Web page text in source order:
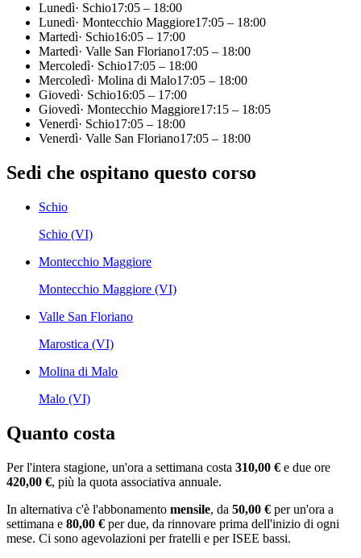
Lunedì· Schio17:05 – 18:00
Lunedì· Montecchio Maggiore17:05 – 18:00
Martedì· Schio16:05 – 17:00
Martedì· Valle San Floriano17:05 – 18:00
Mercoledì· Schio17:05 – 18:00
Mercoledì· Molina di Malo17:05 – 18:00
Giovedì· Schio16:05 – 17:00
Giovedì· Montecchio Maggiore17:15 – 18:05
Venerdì· Schio17:05 – 18:00
Venerdì· Valle San Floriano17:05 – 18:00
Sedi che ospitano questo corso
Schio
Schio (VI)
Montecchio Maggiore
Montecchio Maggiore (VI)
Valle San Floriano
Marostica (VI)
Molina di Malo
Malo (VI)
Quanto costa
Per l'intera stagione, un'ora a settimana costa 310,00 € e due ore
420,00 €, più la quota associativa annuale.
In alternativa c'è l'abbonamento mensile, da 50,00 € per un'ora a
settimana e 80,00 € per due, da rinnovare prima dell'inizio di ogni
mese. Ci sono agevolazioni per fratelli e per ISEE bassi.